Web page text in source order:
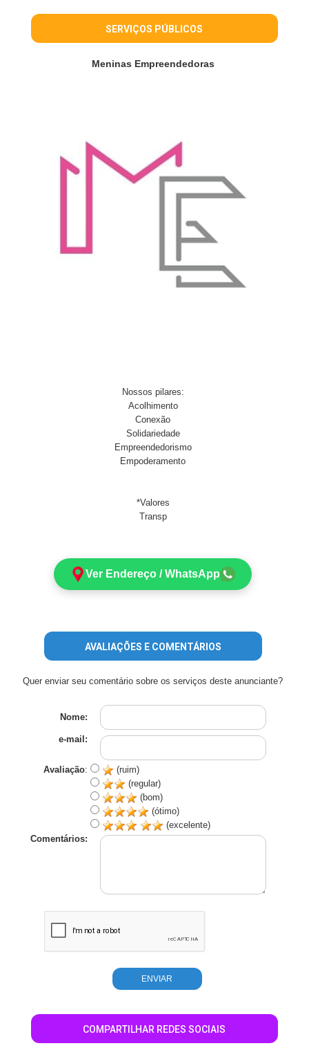
SERVIÇOS PÚBLICOS
Meninas Empreendedoras
Nossos pilares:
Acolhimento
Conexão
Solidariedade
Empreendedorismo
Empoderamento
*Valores
Transp
Ver Endereço / WhatsApp
AVALIAÇÕES E COMENTÁRIOS
Quer enviar seu comentário sobre os serviços deste anunciante?
Nome:
e-mail:
Avaliação:
(ruim)
(regular)
(bom)
(ótimo)
(excelente)
Comentários:
COMPARTILHAR REDES SOCIAIS